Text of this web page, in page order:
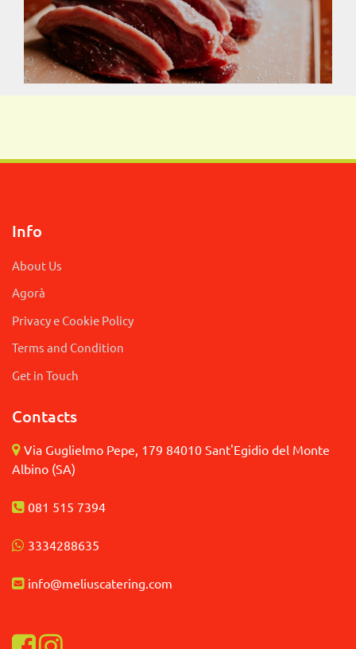
Info
About Us
Agorà
Privacy e Cookie Policy
Terms and Condition
Get in Touch
Contacts
Via Guglielmo Pepe, 179 84010 Sant'Egidio del Monte
Albino (SA)
081 515 7394
3334288635
info@meliuscatering. com
Visualizza la nostra pagina Facebook
Visualizza il nostro profilo Instagram